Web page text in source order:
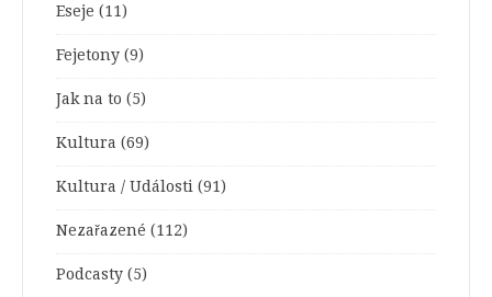
Eseje (11)
Fejetony (9)
Jak na to (5)
Kultura (69)
Kultura / Události (91)
Nezařazené (112)
Podcasty (5)